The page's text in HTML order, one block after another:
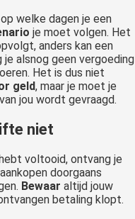
welke dagen je een
je moet volgen. Het
anders kan een
je alsnog geen vergoeding
Het is dus niet
geld, maar je moet je
jou wordt gevraagd.
niet
voltooid, ontvang je
doorgaans
Bewaar altijd jouw
betaling klopt.